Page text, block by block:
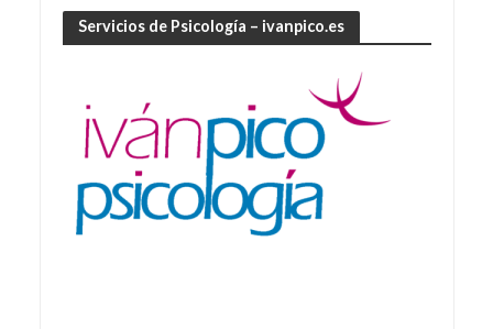
Servicios de Psicología – ivanpico.es